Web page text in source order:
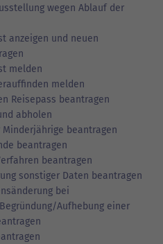
wegen Ablauf der
anzeigen und neuen
melden
melden
Reisepass beantragen
abholen
beantragen
beantragen
beantragen
sonstiger Daten beantragen
bei
Aufhebung einer